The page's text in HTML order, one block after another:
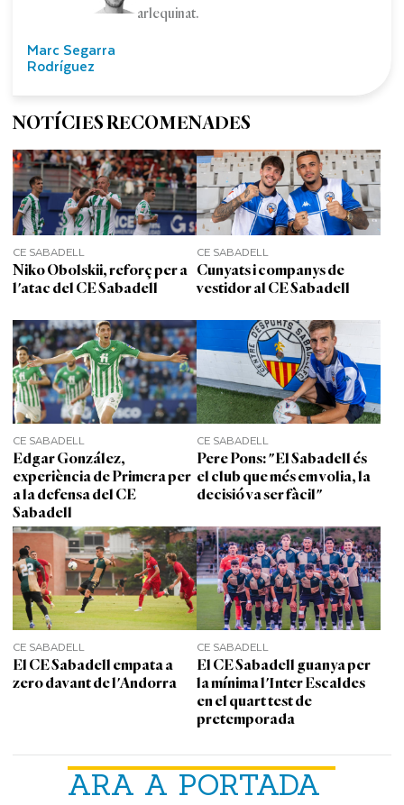
ARA A PORTADA
Marc Segarra
Rodríguez
arlequinat.
NOTÍCIES RECOMENADES
CE SABADELL
Niko Obolskii, reforç per a
l'atac del CE Sabadell
CE SABADELL
Cunyats i companys de
vestidor al CE Sabadell
CE SABADELL
Edgar González,
experiència de Primera per
a la defensa del CE
Sabadell
CE SABADELL
Pere Pons: "El Sabadell és
el club que més em volia, la
decisió va ser fàcil"
CE SABADELL
El CE Sabadell empata a
zero davant de l'Andorra
CE SABADELL
El CE Sabadell guanya per
la mínima l'Inter Escaldes
en el quart test de
pretemporada